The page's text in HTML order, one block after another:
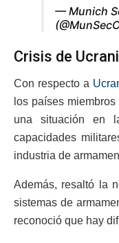
— Munich
Crisis de
Con respecto a
los países
una situación en
capacidades
industria de
Además, resaltó la
sistemas de
reconoció que hay